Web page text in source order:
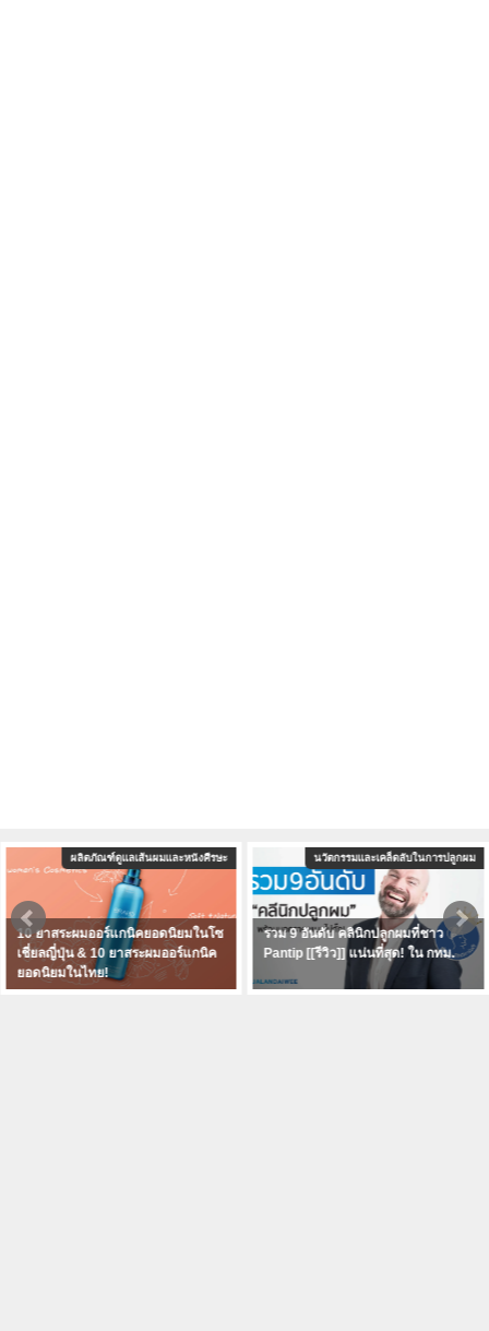
นวัตกรรมและเคล็ดลับในการปลูกผม
รวม 9 อันดับ คลินิกปลูกผมที่ชาว
Pantip [[รีวิว]] แน่นที่สุด! ใน กทม.
นวัตกรรมและเคล็ดลับในการป
ปลูกผม Dr Orn Clinic ราคาถูกแ
แค่ไหนมาบอกต่อพร้อมรีวิวจาก